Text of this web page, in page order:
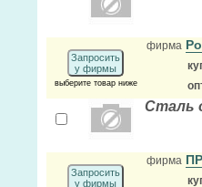
Запросить
у фирмы
выберите товар ниже
фирма
Сталь
Запросить
у фирмы
фирма